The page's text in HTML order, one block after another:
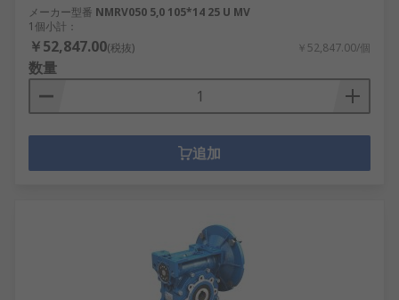
メーカー型番 NMRV050 5,0 105*14 25 U MV
1個小計：
￥52,847.00(税抜) ￥52,847.00/個
数量
追加